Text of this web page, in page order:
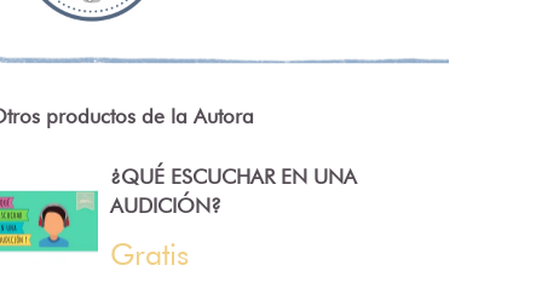
productos de la Autora
¿QUÉ ESCUCHAR EN UNA
AUDICIÓN?
Gratis